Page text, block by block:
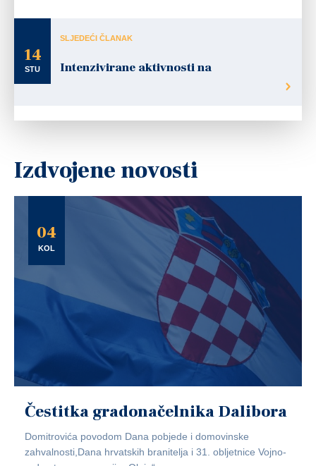
14
STU
SLJEDEĆI ČLANAK
Intenzivirane aktivnosti na
Izdvojene novosti
04
KOL
Čestitka gradonačelnika Dalibora
Domitrovića povodom Dana pobjede i domovinske
zahvalnosti,Dana hrvatskih branitelja i 31. obljetnice Vojno-